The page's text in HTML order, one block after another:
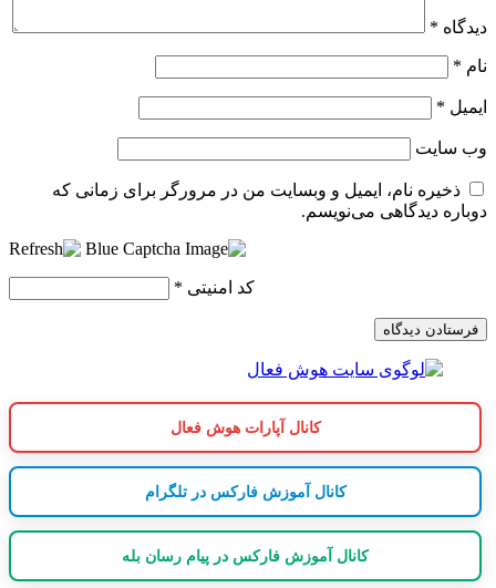
دیدگاه *
نام *
ایمیل *
وب‌ سایت
ذخیره نام، ایمیل و وبسایت من در مرورگر برای زمانی که
دوباره دیدگاهی می‌نویسم.
کد امنیتی *
کانال آپارات هوش فعال
کانال آموزش فارکس در تلگرام
کانال آموزش فارکس در پیام رسان بله